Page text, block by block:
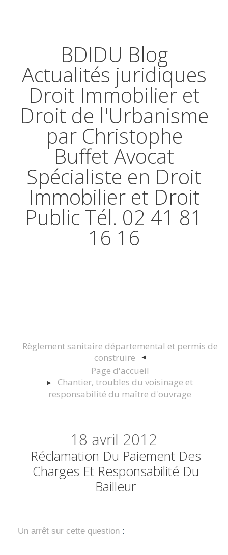
BDIDU Blog
Actualités juridiques
Droit Immobilier et
Droit de l'Urbanisme
par Christophe
Buffet Avocat
Spécialiste en Droit
Immobilier et Droit
Public Tél. 02 41 81
16 16
Règlement sanitaire départemental et permis de
construire
Page d'accueil
Chantier, troubles du voisinage et
responsabilité du maître d'ouvrage
18 avril 2012
Réclamation Du Paiement Des
Charges Et Responsabilité Du
Bailleur
Un arrêt sur cette question: